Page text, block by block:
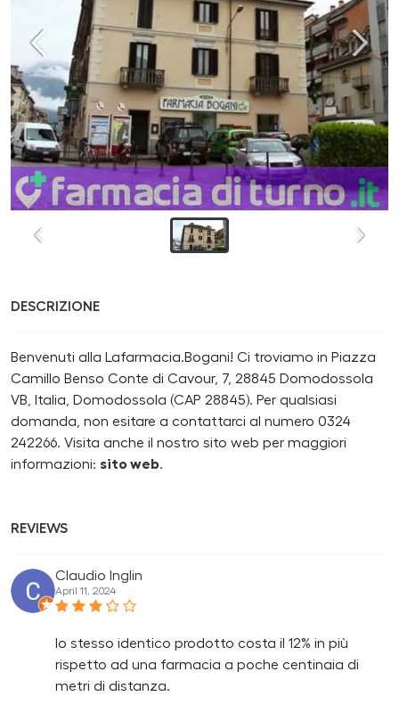
DESCRIZIONE
Benvenuti alla Lafarmacia.Bogani! Ci troviamo in Piazza
Camillo Benso Conte di Cavour, 7, 28845 Domodossola
VB, Italia, Domodossola (CAP 28845). Per qualsiasi
domanda, non esitare a contattarci al numero 0324
242266. Visita anche il nostro sito web per maggiori
informazioni: sito web.
REVIEWS
Claudio Inglin
April 11, 2024
lo stesso identico prodotto costa il 12% in più
rispetto ad una farmacia a poche centinaia di
metri di distanza.